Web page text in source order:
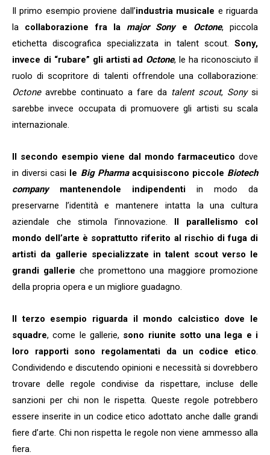
Il primo esempio proviene dall’industria musicale e riguarda
la collaborazione fra la major Sonye Octone, piccola
etichetta discografica specializzata in talent scout. Sony,
invece di “rubare” gli artisti ad Octone, le ha riconosciuto il
ruolo di scopritore di talenti offrendole una collaborazione:
Octoneavrebbe continuato a fare da talent scout, Sonysi
sarebbe invece occupata di promuovere gli artisti su scala
internazionale.
Il secondo esempio viene dal mondo farmaceutico dove
in diversi casi le Big Pharmaacquisiscono piccole Biotech
companymantenendole indipendenti in modo da
preservarne l’identità e mantenere intatta la una cultura
aziendale che stimola l’innovazione. Il parallelismo col
mondo dell’arte è soprattutto riferito al rischio di fuga di
artisti da gallerie specializzate in talent scout verso le
grandi gallerie che promettono una maggiore promozione
della propria opera e un migliore guadagno.
Il terzo esempio riguarda il mondo calcistico dove le
squadre, come le gallerie, sono riunite sotto una lega e i
loro rapporti sono regolamentati da un codice etico
Condividendo e discutendo opinioni e necessità si dovrebbero
trovare delle regole condivise da rispettare, incluse delle
sanzioni per chi non le rispetta. Queste regole potrebbero
essere inserite in un codice etico adottato anche dalle grandi
fiere d’arte. Chi non rispetta le regole non viene ammesso alla
fiera.